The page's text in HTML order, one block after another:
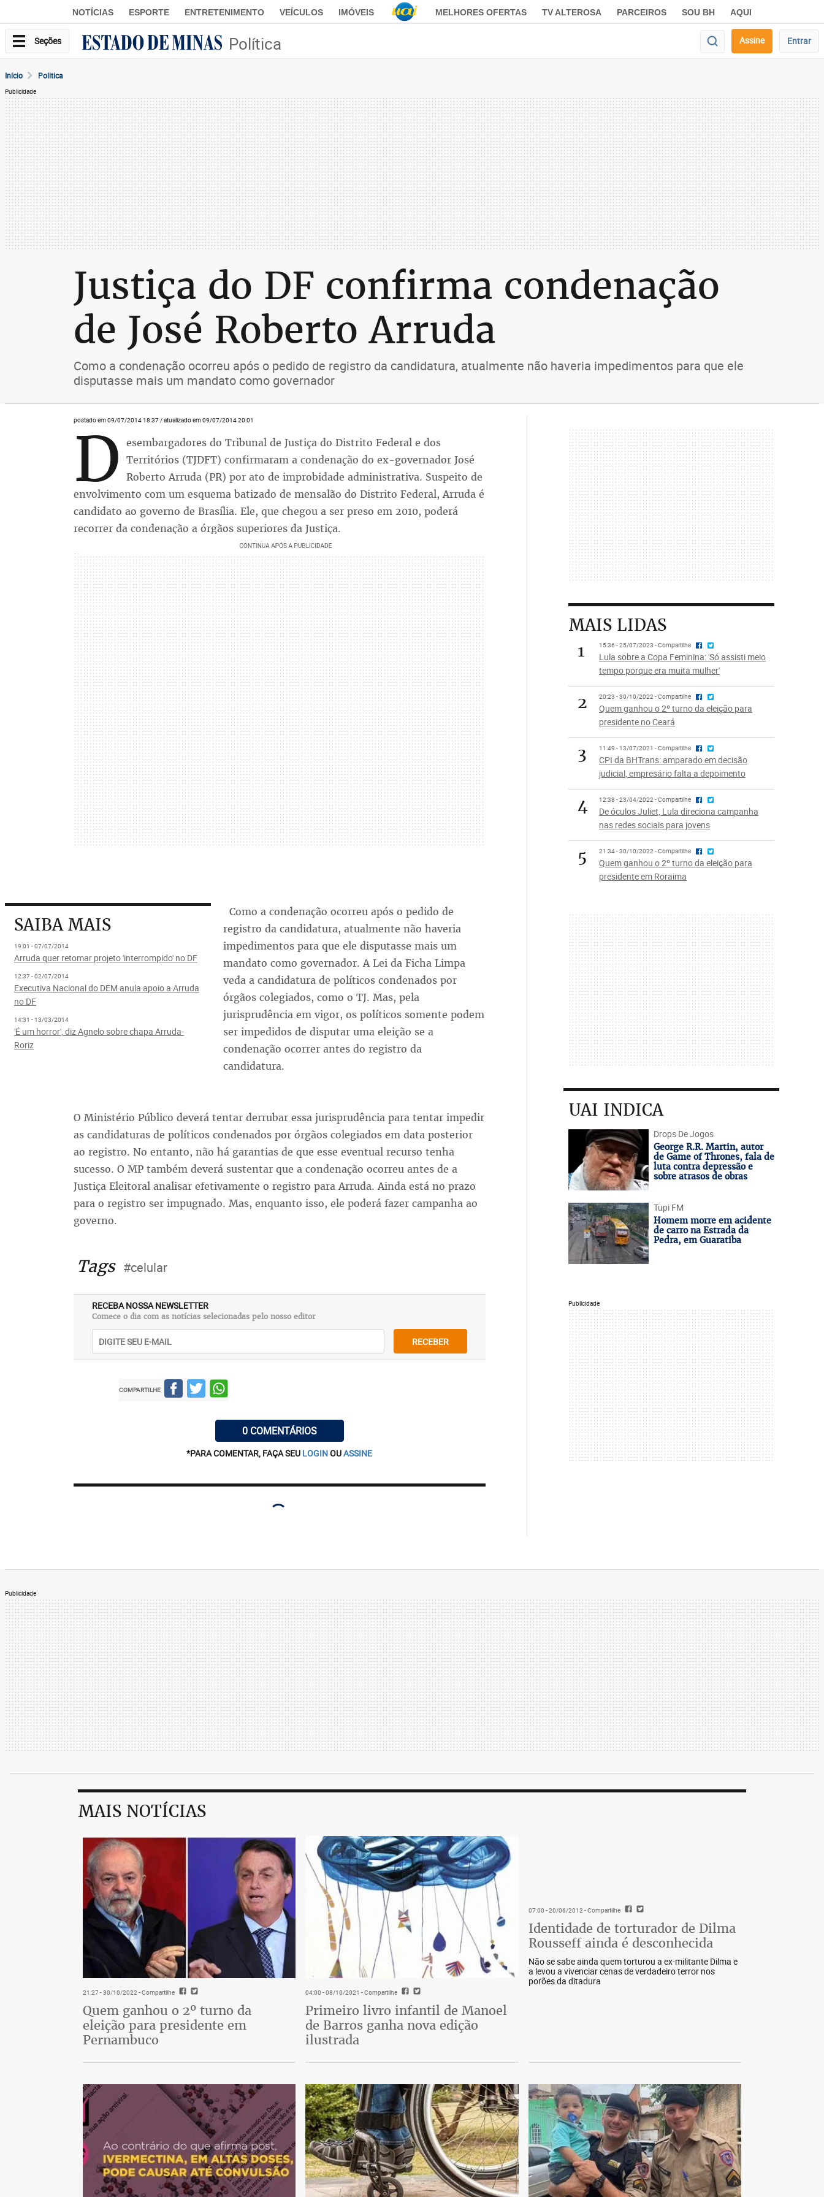
NOTÍCIAS ESPORTE ENTRETENIMENTO VEÍCULOS IMÓVEIS MELHORES OFERTAS TV ALTEROSA PARCEIROS SOU BH AQUI
Seções Política Assine Entrar
Início Politica
Publicidade
Justiça do DF confirma condenação
de José Roberto Arruda
Como a condenação ocorreu após o pedido de registro da candidatura, atualmente não haveria impedimentos para que ele
disputasse mais um mandato como governador
postado em 09/07/2014 18:37 / atualizado em 09/07/2014 20:01
D esembargadores do Tribunal de Justiça do Distrito Federal e dos
Territórios (TJDFT) confirmaram a condenação do ex-governador José
Roberto Arruda (PR) por ato de improbidade administrativa. Suspeito de
envolvimento com um esquema batizado de mensalão do Distrito Federal, Arruda é
candidato ao governo de Brasília. Ele, que chegou a ser preso em 2010, poderá
recorrer da condenação a órgãos superiores da Justiça.
SAIBA MAIS
19:01 - 07/07/2014
Arruda quer retomar projeto 'interrompido' no DF
12:37 - 02/07/2014
Executiva Nacional do DEM anula apoio a Arruda
no DF
14:31 - 13/03/2014
'É um horror', diz Agnelo sobre chapa Arruda-
Roriz
Como a condenação ocorreu após o pedido de
registro da candidatura, atualmente não haveria
impedimentos para que ele disputasse mais um
mandato como governador. A Lei da Ficha Limpa
veda a candidatura de políticos condenados por
órgãos colegiados, como o TJ. Mas, pela
jurisprudência em vigor, os políticos somente podem
ser impedidos de disputar uma eleição se a
condenação ocorrer antes do registro da
candidatura.
O Ministério Público deverá tentar derrubar essa jurisprudência para tentar impedir
as candidaturas de políticos condenados por órgãos colegiados em data posterior
ao registro. No entanto, não há garantias de que esse eventual recurso tenha
sucesso. O MP também deverá sustentar que a condenação ocorreu antes de a
Justiça Eleitoral analisar efetivamente o registro para Arruda. Ainda está no prazo
para o registro ser impugnado. Mas, enquanto isso, ele poderá fazer campanha ao
governo.
Tags #celular
RECEBA NOSSA NEWSLETTER
Comece o dia com as notícias selecionadas pelo nosso editor
RECEBER
COMPARTILHE
0 COMENTÁRIOS
*PARA COMENTAR, FAÇA SEU LOGINOUASSINE
MAIS LIDAS
1
15:36 - 25/07/2023 - Compartilhe
Lula sobre a Copa Feminina: 'Só assisti meio
tempo porque era muita mulher'
2 20:23 - 30/10/2022 - Compartilhe
Quem ganhou o 2º turno da eleição para
presidente no Ceará
3 11:49 - 13/07/2021 - Compartilhe
CPI da BHTrans: amparado em decisão
judicial, empresário falta a depoimento
4 12:38 - 23/04/2022 - Compartilhe
De óculos Juliet, Lula direciona campanha
nas redes sociais para jovens
5 21:34 - 30/10/2022 - Compartilhe
Quem ganhou o 2º turno da eleição para
presidente em Roraima
UAI INDICA
Drops De Jogos
George R.R. Martin, autor
de Game of Thrones, fala de
luta contra depressão e
sobre atrasos de obras
Tupi FM
Homem morre em acidente
de carro na Estrada da
Pedra, em Guaratiba
Publicidade
Publicidade
MAIS NOTÍCIAS
21:27 - 30/10/2022- Compartilhe
Quem ganhou o 2º turno da
eleição para presidente em
Pernambuco
04:00 - 08/10/2021 - Compartilhe
Primeiro livro infantil de Manoel
de Barros ganha nova edição
ilustrada
07:00 - 20/06/2012- Compartilhe
Identidade de torturador de Dilma
Rousseff ainda é desconhecida
Não se sabe ainda quem torturou a ex-militante Dilma e
a levou a vivenciar cenas de verdadeiro terror nos
porões da ditadura